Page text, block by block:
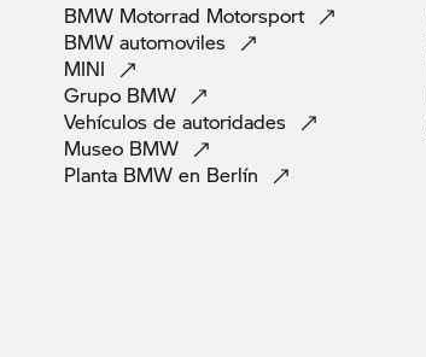
BMW Motorrad Motorsport
BMW automoviles
MINI
Grupo BMW
Vehículos de autoridades
Museo BMW
Planta BMW en Berlín